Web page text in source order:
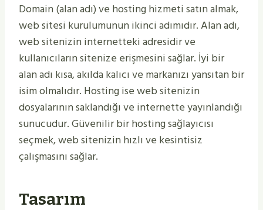
Domain (alan adı) ve hosting hizmeti satın almak,
web sitesi kurulumunun ikinci adımıdır. Alan adı,
web sitenizin internetteki adresidir ve
kullanıcıların sitenize erişmesini sağlar. İyi bir
alan adı kısa, akılda kalıcı ve markanızı yansıtan bir
isim olmalıdır. Hosting ise web sitenizin
dosyalarının saklandığı ve internette yayınlandığı
sunucudur. Güvenilir bir hosting sağlayıcısı
seçmek, web sitenizin hızlı ve kesintisiz
çalışmasını sağlar.
Tasarım